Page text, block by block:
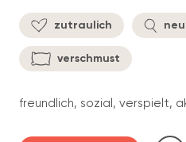
zutraulich
verschmust
freundlich, sozial, verspielt,